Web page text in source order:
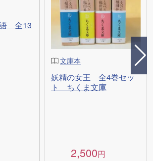
全13
文庫本
妖精の女王 全4巻セッ
ト ちくま文庫
2,500円